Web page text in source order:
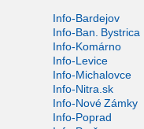
Info-Bardejov
Info-Ban. Bystrica
Info-Komárno
Info-Levice
Info-Michalovce
Info-Nitra.sk
Info-Nové Zámky
Info-Poprad